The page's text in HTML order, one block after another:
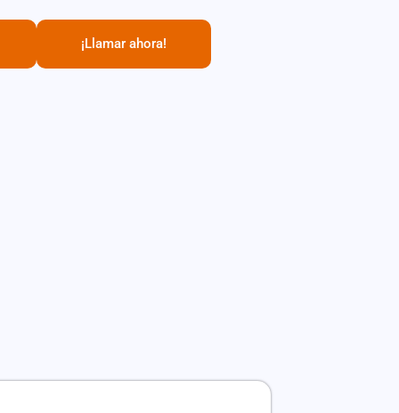
¡Llamar ahora!